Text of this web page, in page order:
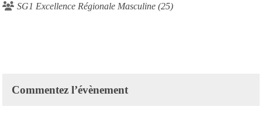
SG1 Excellence Régionale Masculine (25)
Commentez l’évènement